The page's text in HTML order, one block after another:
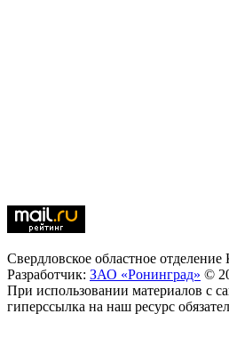
Свердловское областное
Разработчик: ЗАО «Ронинград» ©
При использовании материалов с
гиперссылка на наш ресурс